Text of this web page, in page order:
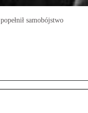
samobójstwo